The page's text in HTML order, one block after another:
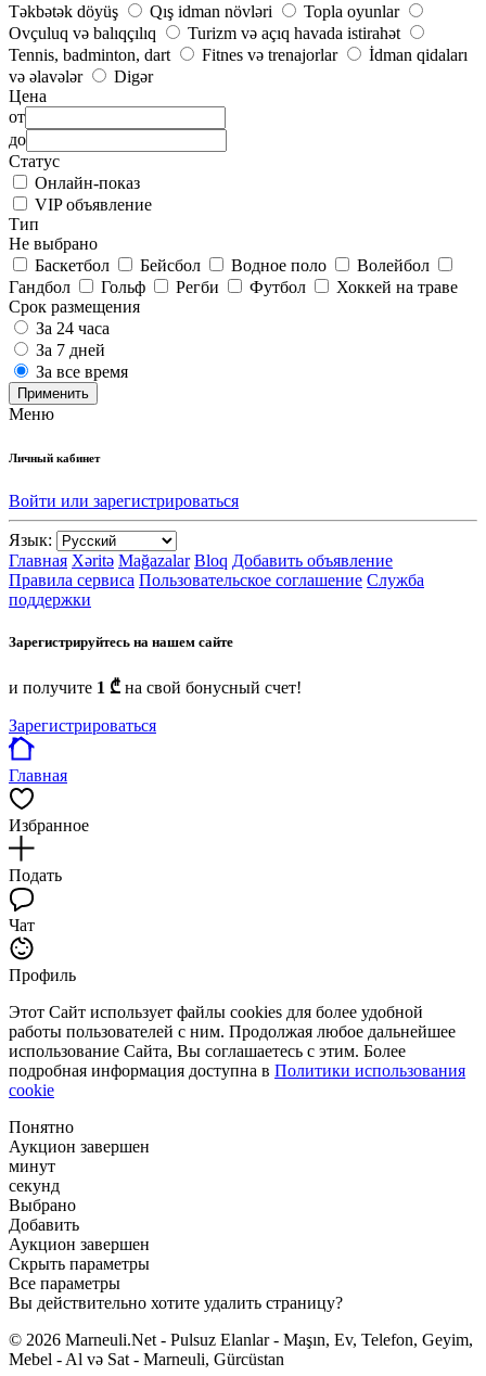
Təkbətək döyüş
Qış idman növləri
Topla oyunlar
Ovçuluq və balıqçılıq
Turizm və açıq havada istirahət
Tennis, badminton, dart
Fitnes və trenajorlar
İdman qidaları
və əlavələr
Digər
Цена
от
до
Статус
Онлайн-показ
VIP объявление
Тип
Не выбрано
Баскетбол
Бейсбол Водное поло
Волейбол
Гандбол
Гольф Регби Футбол
Хоккей на траве
Срок размещения
За 24 часа
За 7 дней
За все время
Применить
Меню
Личный кабинет
Войти или зарегистрироваться
Язык:
Главная Xəritə Mağazalar Bloq Добавить объявление
Правила сервиса Пользовательское соглашение Служба
поддержки
Зарегистрируйтесь на нашем сайте
и получите 1 ₾ на свой бонусный счет!
Зарегистрироваться
Главная
Избранное
Подать
Чат
Профиль
Этот Сайт использует файлы cookies для более удобной
работы пользователей с ним. Продолжая любое дальнейшее
использование Сайта, Вы соглашаетесь с этим. Более
подробная информация доступна в Политики использования
cookie
Понятно
Аукцион завершен
минут
секунд
Выбрано
Добавить
Аукцион завершен
Скрыть параметры
Все параметры
Вы действительно хотите удалить страницу?
© 2026 Marneuli.Net - Pulsuz Elanlar - Maşın, Ev, Telefon, Geyim,
Mebel - Al və Sat - Marneuli, Gürcüstan